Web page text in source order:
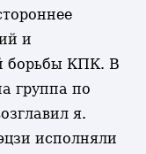
и
борьбы КПК. В
группа по
я.
исполняли